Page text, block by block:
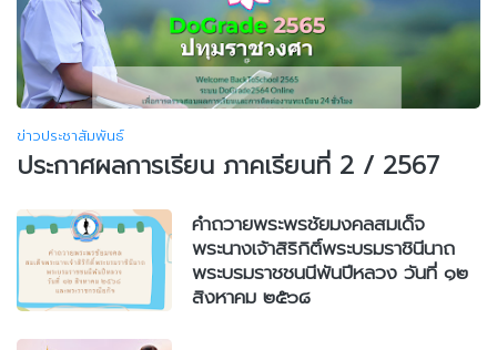
ข่าวประชาสัมพันธ์
ประกาศผลการเรียน ภาคเรียนที่ 2 / 2567
คำถวายพระพรชัยมงคลสมเด็จ
พระนางเจ้าสิริกิติ์พระบรมราชินีนาถ
พระบรมราชชนนีพันปีหลวง วันที่ ๑๒
สิงหาคม ๒๕๖๘